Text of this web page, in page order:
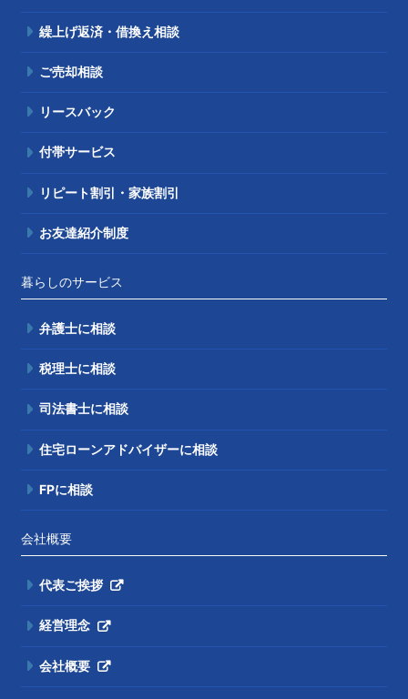
繰上げ返済・借換え相談
ご売却相談
リースバック
付帯サービス
リピート割引・家族割引
お友達紹介制度
暮らしのサービス
弁護士に相談
税理士に相談
司法書士に相談
住宅ローンアドバイザーに相談
FPに相談
会社概要
代表ご挨拶
経営理念
会社概要